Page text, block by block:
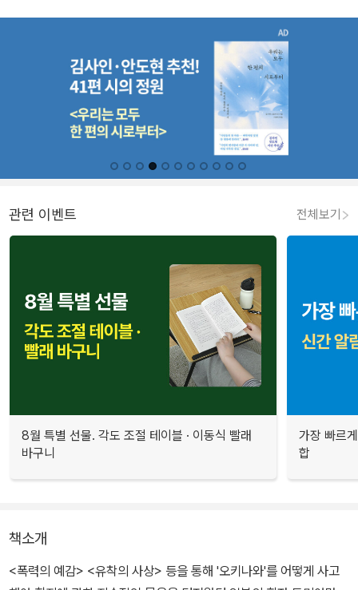
관련 이벤트 전체보기
8월 특별 선물. 각도 조절 테이블 · 이동식 빨래
바구니
가장 빠르
합
책소개
<폭력의 예감> <유착의 사상> 등을 통해 '오키나와'를 어떻게 사고